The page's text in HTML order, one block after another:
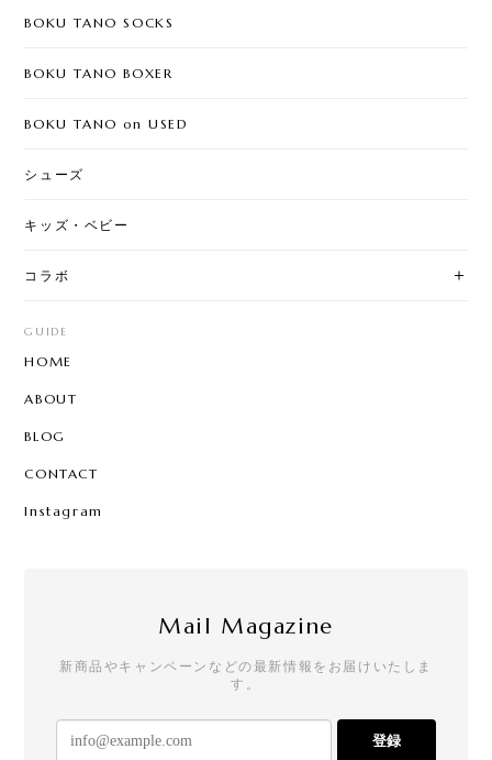
BOKU TANO SOCKS
BOKU TANO BOXER
BOKU TANO on USED
シューズ
キッズ・ベビー
コラボ
GUIDE
HOME
ABOUT
BLOG
CONTACT
Instagram
Mail Magazine
新商品やキャンペーンなどの最新情報をお届けいたしま
す。
登録